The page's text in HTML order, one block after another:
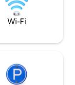
nous vous
demande pour
Wi-Fi